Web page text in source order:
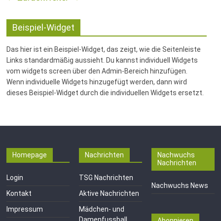
Beispiel-Widget
Das hier ist ein Beispiel-Widget, das zeigt, wie die Seitenleiste
Links standardmäßig aussieht. Du kannst individuell Widgets
vom widgets screen über den Admin-Bereich hinzufügen.
Wenn individuelle Widgets hinzugefügt werden, dann wird
dieses Beispiel-Widget durch die individuellen Widgets ersetzt.
Homepage
Login
Kontakt
Impressum
Nachrichten
TSG Nachrichten
Aktive Nachrichten
Mädchen- und
Nachwuchs
Nachrichten
Nachwuchs News